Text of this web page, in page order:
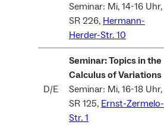
Seminar: Mi, 14-16 Uhr,
SR 226, Hermann-
Herder-Str. 10
D/E
Seminar: Topics in the
Calculus of Variations
Seminar: Mi, 16-18 Uhr,
SR 125, Ernst-Zermelo-
Str. 1